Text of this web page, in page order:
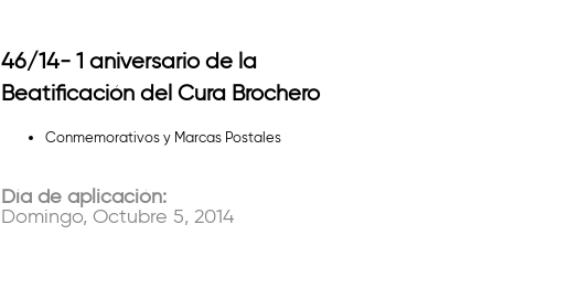
46/14- 1 aniversario de la
Beatificación del Cura Brochero
Conmemorativos y Marcas Postales
Día de aplicación:
Domingo, Octubre 5, 2014